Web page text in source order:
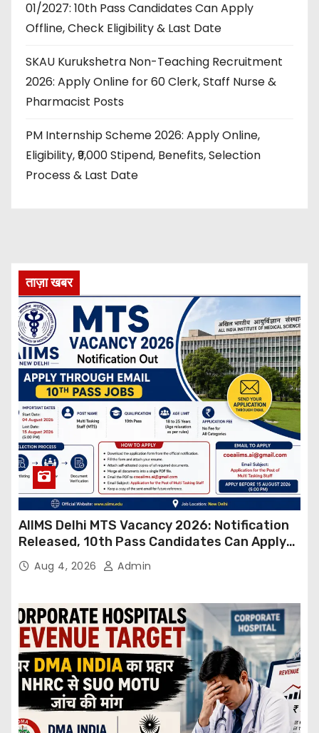
01/2027: 10th Pass Candidates Can Apply
Offline, Check Eligibility & Last Date
SKAU Kurukshetra Non-Teaching Recruitment
2026: Apply Online for 60 Clerk, Staff Nurse &
Pharmacist Posts
PM Internship Scheme 2026: Apply Online,
Eligibility, ₹9,000 Stipend, Benefits, Selection
Process & Last Date
ताज़ा खबर
AIIMS Delhi MTS Vacancy 2026: Notification
Released, 10th Pass Candidates Can Apply
Through Email
Aug 4, 2026 Admin